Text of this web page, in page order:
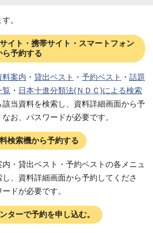
。
イト・携帯サイト・スマートフォン
ら予約する
料案内 ・ 貸出ベスト ・ 予約ベスト ・ 話題
覧 ・ 日本十進分類法(ＮＤＣ)による検索
該当資料を検索し、資料詳細画面から予
お、パスワードが必要です。
検索機から予約する
・貸出ベスト・予約ベストの各メニュ
、資料詳細画面から予約してくださ
ドが必要です。
ターで予約を申し込む。